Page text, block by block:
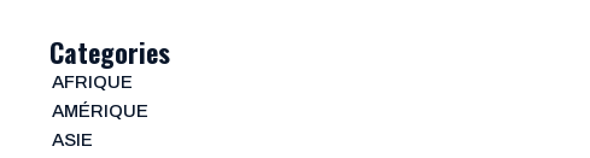
Categories
AFRIQUE
AMÉRIQUE
ASIE